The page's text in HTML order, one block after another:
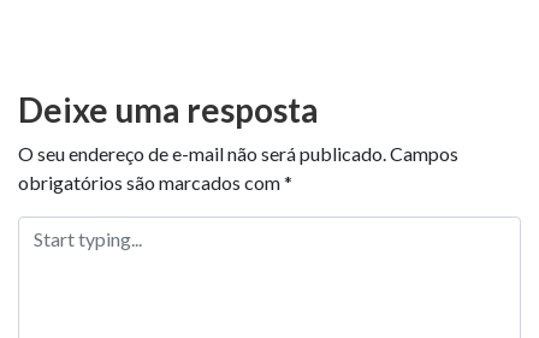
Deixe uma resposta
O seu endereço de e-mail não será publicado.Campos
obrigatórios são marcados com*